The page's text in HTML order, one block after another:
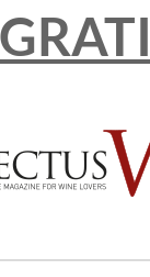
empresa de
al cliente,
distintos
en España,
En las
Además, pueden
cursos de cata
en el que se
vinos y destilados